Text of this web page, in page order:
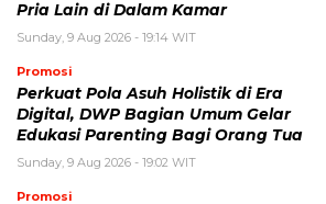
Pria Lain di Dalam Kamar
Sunday, 9 Aug 2026 - 19:14 WIT
Promosi
Perkuat Pola Asuh Holistik di Era
Digital, DWP Bagian Umum Gelar
Edukasi Parenting Bagi Orang Tua
Sunday, 9 Aug 2026 - 19:02 WIT
Promosi